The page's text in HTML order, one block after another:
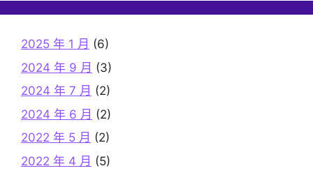
2025 年 1 月 (6)
2024 年 9 月 (3)
2024 年 7 月 (2)
2024 年 6 月 (2)
2022 年 5 月 (2)
2022 年 4 月 (5)